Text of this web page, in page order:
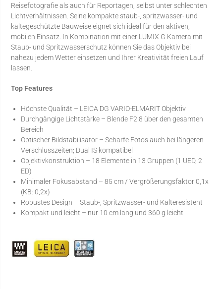
Reisefotografie als auch für Reportagen, selbst unter schlechten
Lichtverhältnissen. Seine kompakte staub-, spritzwasser- und
kältegeschützte Bauweise eignet sich ideal für den aktiven,
mobilen Einsatz. In Kombination mit einer LUMIX G Kamera mit
Staub- und Spritzwasserschutz können Sie das Objektiv bei
nahezu jedem Wetter einsetzen und Ihrer Kreativität freien Lauf
lassen.
Top Features
Höchste Qualität – LEICA DG VARIO-ELMARIT Objektiv
Durchgängige Lichtstärke – Blende F2.8 über den gesamten
Bereich
Optischer Bildstabilisator – Scharfe Fotos auch bei längeren
Verschlusszeiten; Dual IS kompatibel
Objektivkonstruktion – 18 Elemente in 13 Gruppen (1 UED, 2
ED)
Minimaler Fokusabstand – 85 cm / Vergrößerungsfaktor 0,1x
(KB: 0,2x)
Robustes Design – Staub-, Spritzwasser- und Kälteresistent
Kompakt und leicht – nur 10 cm lang und 360 g leicht